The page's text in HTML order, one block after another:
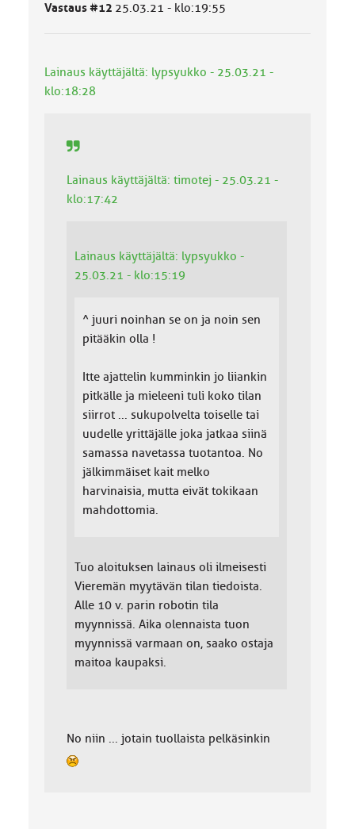
u
a
:
Vastaus #12 25.03.21 - klo:19:55
Lainaus käyttäjältä: lypsyukko - 25.03.21 -
klo:18:28
Lainaus käyttäjältä: timotej - 25.03.21 -
klo:17:42
Lainaus käyttäjältä: lypsyukko -
25.03.21 - klo:15:19
^ juuri noinhan se on ja noin sen
pitääkin olla !
Itte ajattelin kumminkin jo liiankin
pitkälle ja mieleeni tuli koko tilan
siirrot ... sukupolvelta toiselle tai
uudelle yrittäjälle joka jatkaa siinä
samassa navetassa tuotantoa. No
jälkimmäiset kait melko
harvinaisia, mutta eivät tokikaan
mahdottomia.
Tuo aloituksen lainaus oli ilmeisesti
Vieremän myytävän tilan tiedoista.
Alle 10 v. parin robotin tila
myynnissä. Aika olennaista tuon
myynnissä varmaan on, saako ostaja
maitoa kaupaksi.
No niin ... jotain tuollaista pelkäsinkin